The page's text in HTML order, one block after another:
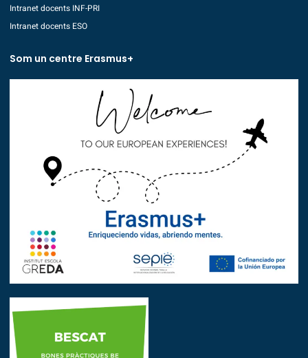
Intranet docents INF-PRI
Intranet docents ESO
Som un centre Erasmus+